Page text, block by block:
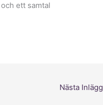
ett samtal
Nästa Inlägg